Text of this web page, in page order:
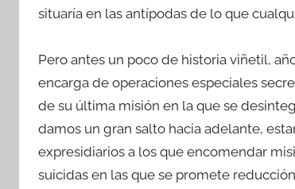
situaría en las antípodas de lo que
Pero antes un poco de historia viñetil,
encarga de operaciones especiales
de su última misión en la que se
damos un gran salto hacia adelante,
expresidiarios a los que encomendar
suicidas en las que se promete